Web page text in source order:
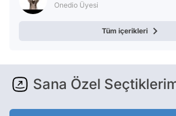
Onedio Üyesi
Tüm içerikleri
Sana Özel